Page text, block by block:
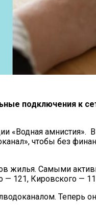
подключения к
«Водная амнистия».
чтобы без
жилья. Самыми
121, Кировского —
Теперь